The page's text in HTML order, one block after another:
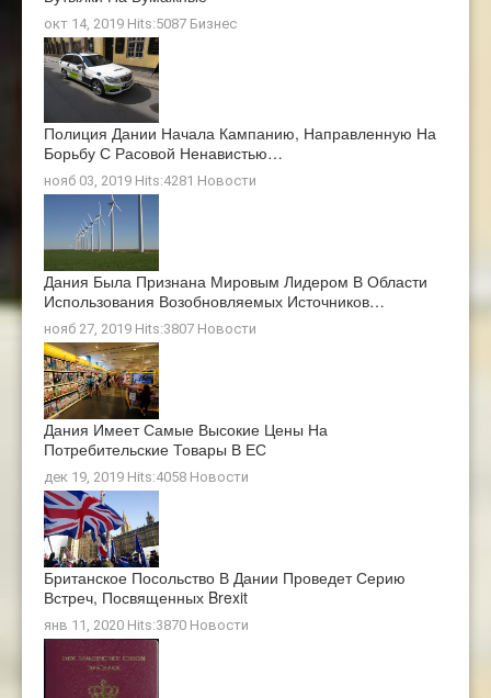
окт 14, 2019 Hits:5087 Бизнес
Полиция Дании Начала Кампанию, Направленную На
Борьбу С Расовой Ненавистью…
нояб 03, 2019 Hits:4281 Новости
Дания Была Признана Мировым Лидером В Области
Использования Возобновляемых Источников…
нояб 27, 2019 Hits:3807 Новости
Дания Имеет Самые Высокие Цены На
Потребительские Товары В ЕС
дек 19, 2019 Hits:4058 Новости
Британское Посольство В Дании Проведет Серию
Встреч, Посвященных Brexit
янв 11, 2020 Hits:3870 Новости